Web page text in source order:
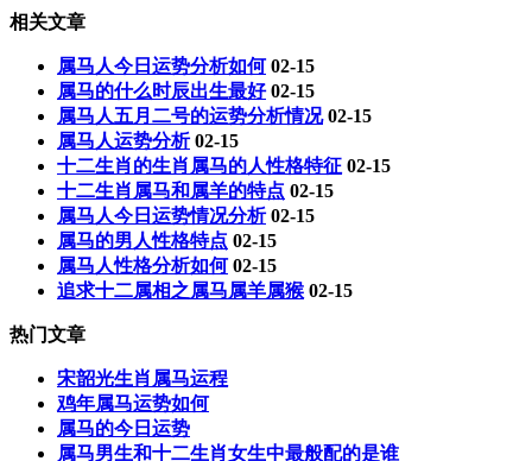
相关文章
属马人今日运势分析如何 02-15
属马的什么时辰出生最好 02-15
属马人五月二号的运势分析情况 02-15
属马人运势分析 02-15
十二生肖的生肖属马的人性格特征 02-15
十二生肖属马和属羊的特点 02-15
属马人今日运势情况分析 02-15
属马的男人性格特点 02-15
属马人性格分析如何 02-15
追求十二属相之属马属羊属猴 02-15
热门文章
宋韶光生肖属马运程
鸡年属马运势如何
属马的今日运势
属马男生和十二生肖女生中最般配的是谁